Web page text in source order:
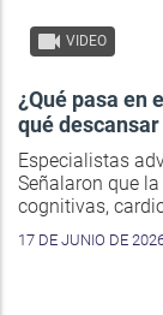
VIDEO
¿Qué pasa en
qué
Especialistas
Señalaron que
cognitivas,
17 DE JUNIO DE